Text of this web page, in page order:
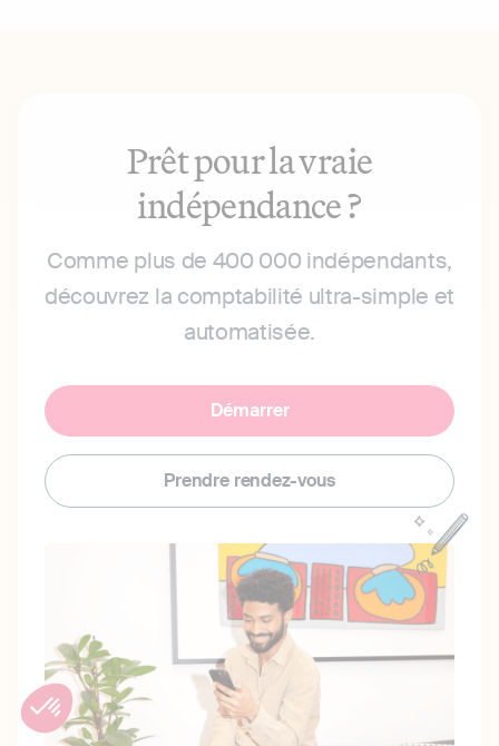
Prêt pour la vraie
indépendance ?
Comme plus de 400 000 indépendants,
découvrez la comptabilité ultra-simple et
automatisée.
Démarrer
Prendre rendez-vous